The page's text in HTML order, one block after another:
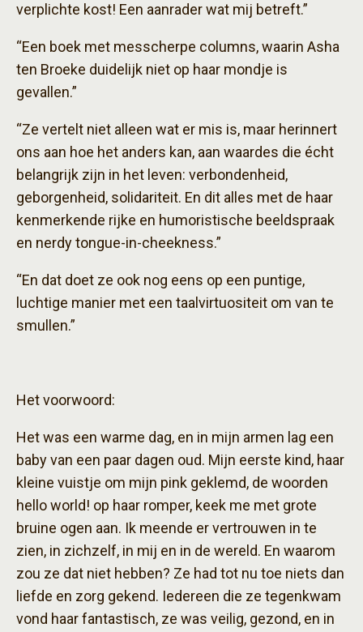
verplichte kost! Een aanrader wat mij betreft.”
“Een boek met messcherpe columns, waarin Asha
ten Broeke duidelijk niet op haar mondje is
gevallen.”
“Ze vertelt niet alleen wat er mis is, maar herinnert
ons aan hoe het anders kan, aan waardes die écht
belangrijk zijn in het leven: verbondenheid,
geborgenheid, solidariteit. En dit alles met de haar
kenmerkende rijke en humoristische beeldspraak
en nerdy tongue-in-cheekness.”
“En dat doet ze ook nog eens op een puntige,
luchtige manier met een taalvirtuositeit om van te
smullen.”
Het voorwoord:
Het was een warme dag, en in mijn armen lag een
baby van een paar dagen oud. Mijn eerste kind, haar
kleine vuistje om mijn pink geklemd, de woorden
hello world! op haar romper, keek me met grote
bruine ogen aan. Ik meende er vertrouwen in te
zien, in zichzelf, in mij en in de wereld. En waarom
zou ze dat niet hebben? Ze had tot nu toe niets dan
liefde en zorg gekend. Iedereen die ze tegenkwam
vond haar fantastisch, ze was veilig, gezond, en in